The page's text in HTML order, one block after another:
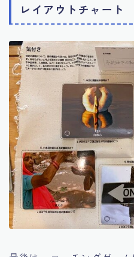
レイアウトチャート